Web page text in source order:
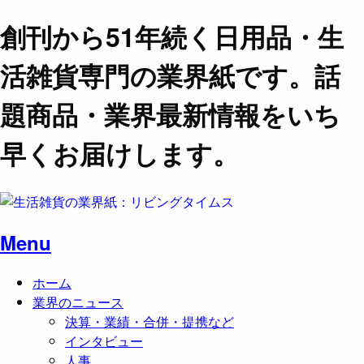
創刊から51年続く日用品・生
活雑貨専門の業界紙です。話
題商品・業界最新情報をいち
早くお届けします。
Menu
ホーム
業界のニュース
決算・業績・合併・提携など
インタビュー
人事